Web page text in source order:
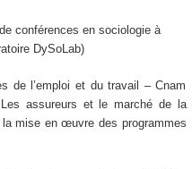
conférences en sociologie à
DySoLab)
de l’emploi et du travail – Cnam
assureurs et le marché de la
mise en œuvre des programmes